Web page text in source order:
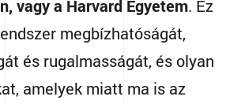
vagy a Harvard Egyetem. Ez
megbízhatóságát,
és rugalmasságát, és olyan
amelyek miatt ma is az